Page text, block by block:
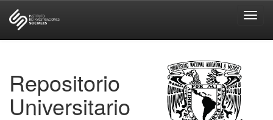
Repositorio
Universitario